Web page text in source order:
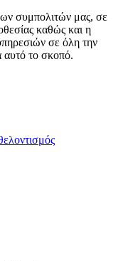
συμπολιτών μας, σε
καθώς και η
σε όλη την
αυτό το σκοπό.​